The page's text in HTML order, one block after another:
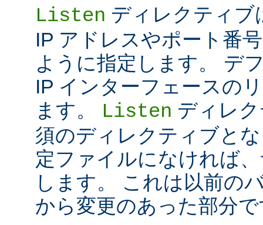
Listen ディレクティブ
IP アドレスやポート番
ように指定します。 デ
IP インターフェースの
ます。
Listen ディレ
須のディレクティブと
定ファイルになければ
します。 これは以前の
から変更のあった部分